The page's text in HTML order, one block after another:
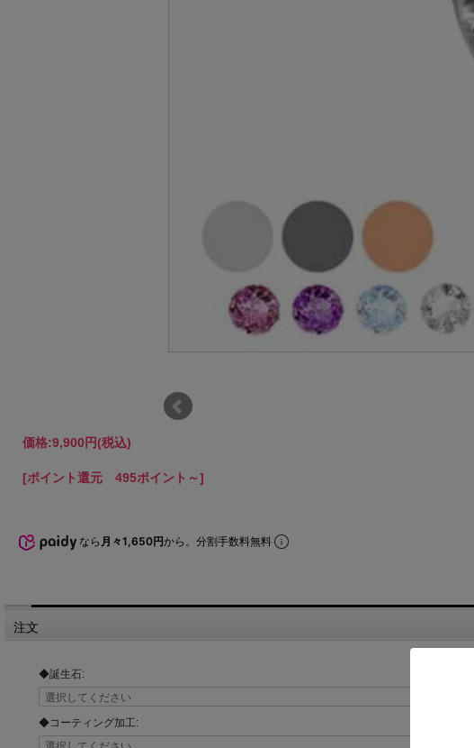
価格:9,900円(税込)
[ポイント還元 495ポイント～]
なら 月々1,650円から。分割手数料無料
注文
◆誕生石:
◆コーティング加工: